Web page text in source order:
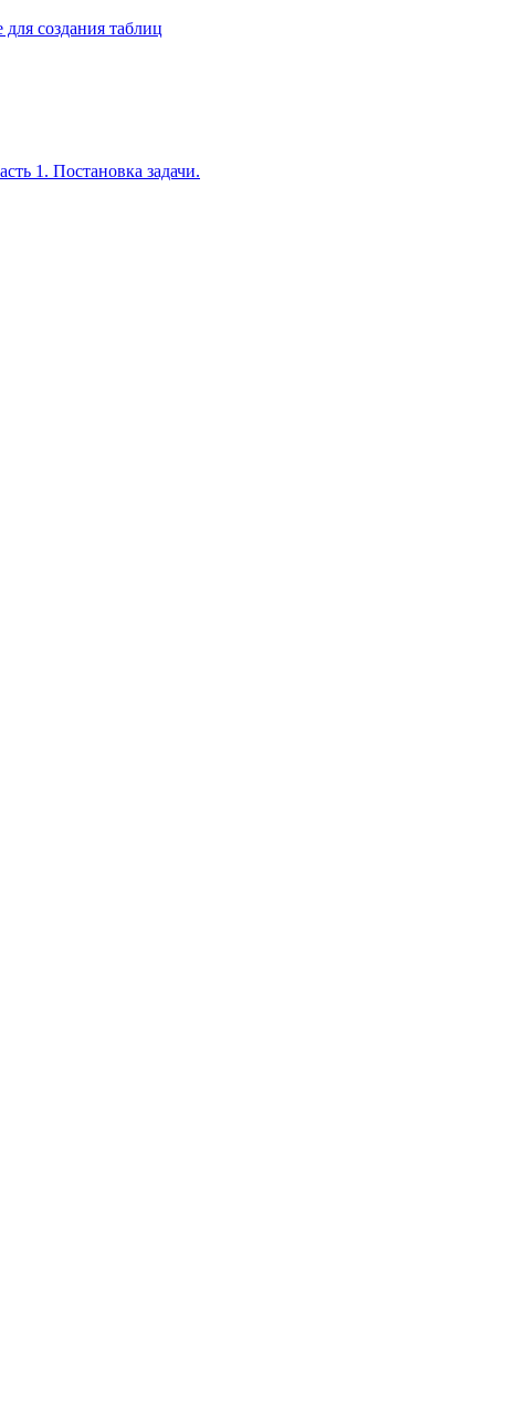
создания таблиц
1. Постановка задачи.